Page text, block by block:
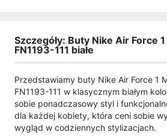
Szczegóły: Buty Nike Air Force
FN1193-111 białe
Przedstawiamy buty Nike Air Force 1
FN1193-111 w klasycznym białym
sobie ponadczasowy styl i
dla każdej kobiety, która ceni sobie
wygląd w codziennych stylizacjach.